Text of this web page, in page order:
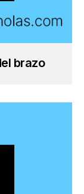
brazo